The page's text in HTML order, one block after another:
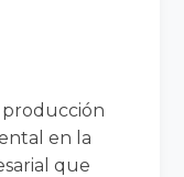
producción
en la
que